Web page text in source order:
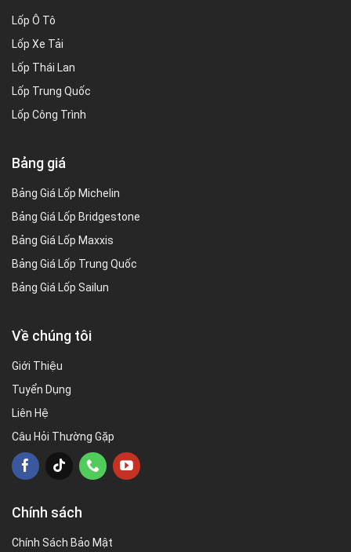
Lốp Ô Tô
Lốp Xe Tải
Lốp Thái Lan
Lốp Trung Quốc
Lốp Công Trình
Bảng giá
Bảng Giá Lốp Michelin
Bảng Giá Lốp Bridgestone
Bảng Giá Lốp Maxxis
Bảng Giá Lốp Trung Quốc
Bảng Giá Lốp Sailun
Về chúng tôi
Giới Thiệu
Tuyển Dụng
Liên Hệ
Câu Hỏi Thường Gặp
Chính sách
Chính Sách Bảo Mật